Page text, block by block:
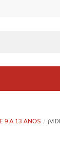
9 A 13 ANOS